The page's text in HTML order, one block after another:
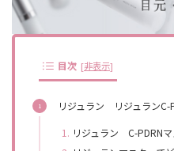
目次 [非表示]
リジュラン リジュランC-
リジュラン C-PDRN